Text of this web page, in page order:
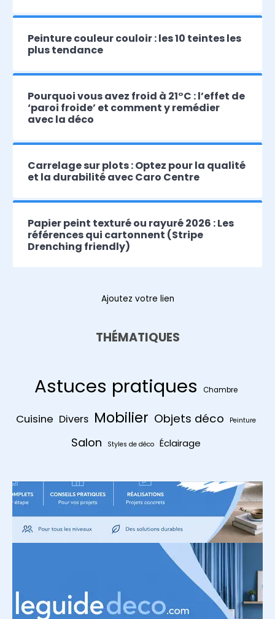
Peinture couleur couloir : les 10 teintes les
plus tendance
Pourquoi vous avez froid à 21°C : l’effet de
‘paroi froide’ et comment y remédier
avec la déco
Carrelage sur plots : Optez pour la qualité
et la durabilité avec Caro Centre
Papier peint texturé ou rayuré 2026 : Les
références qui cartonnent (Stripe
Drenching friendly)
Ajoutez votre lien
THÉMATIQUES
Astuces pratiques Chambre
Cuisine Divers Mobilier Objets déco Peinture
Salon Styles de déco Éclairage